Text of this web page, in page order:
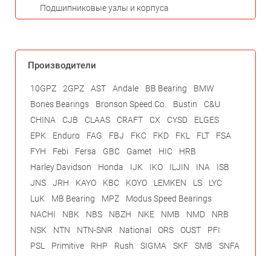
Подшипниковые узлы и корпуса
Производители
10GPZ 2GPZ AST Andale BB Bearing
BMW
Bones Bearings
Bronson Speed Co. Bustin
C&U
CHINA
CJB CLAAS CRAFT CX CYSD
ELGES
EPK
Enduro FAG FBJ FKC FKD FKL FLT
FSA
FYH
Febi Fersa GBC Gamet HIC
HRB
Harley Davidson
Honda IJK IKO ILJIN INA
ISB
JNS
JRH KAYO KBC KOYO LEMKEN LS
LYC
LuK
MB Bearing MPZ
Modus Speed Bearings
NACHI
NBK NBS NBZH NKE NMB NMD
NRB
NSK
NTN NTN-SNR National ORS OUST
PFI
PSL
Primitive RHP Rush SIGMA SKF SMB
SNFA